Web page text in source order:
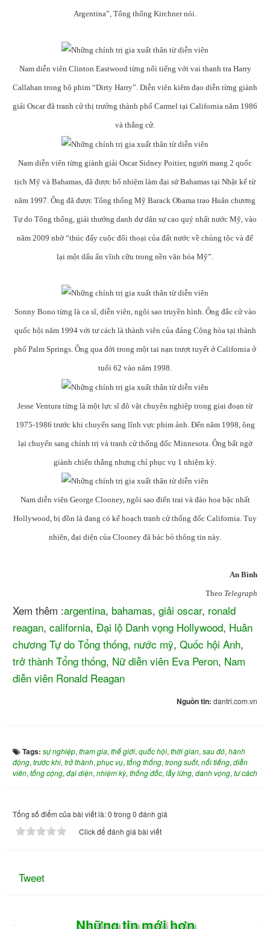
Argentina”, Tổng thống Kirchner nói.
Nam diễn viên Clinton Eastwood từng nổi tiếng với vai thanh tra Harry
Callahan trong bộ phim “Dirty Harry”. Diễn viên kiêm đạo diễn từng giành
giải Oscar đã tranh cử thị trưởng thành phố Carmel tại California năm 1986
và thắng cử.
Nam diễn viên từng giành giải Oscar Sidney Poitier, người mang 2 quốc
tịch Mỹ và Bahamas, đã được bổ nhiệm làm đại sứ Bahamas tại Nhật kể từ
năm 1997. Ông đã được Tổng thống Mỹ Barack Obama trao Huân chương
Tự do Tổng thống, giải thưởng danh dự dân sự cao quý nhất nước Mỹ, vào
năm 2009 nhờ “thúc đẩy cuộc đối thoại của đất nước về chủng tộc và để
lại một dấu ấn vĩnh cữu trong nền văn hóa Mỹ”.
Sonny Bono từng là ca sĩ, diễn viên, ngôi sao truyền hình. Ông đắc cử vào
quốc hội năm 1994 với tư cách là thành viên của đảng Cộng hòa tại thành
phố Palm Springs. Ông qua đời trong một tai nạn trượt tuyết ở California ở
tuổi 62 vào năm 1998.
Jesse Ventura từng là một lực sĩ đô vật chuyên nghiệp trong giai đoạn từ
1975-1986 trước khi chuyển sang lĩnh vực phim ảnh. Đến năm 1998, ông
lại chuyển sang chính trị và tranh cử thống đốc Minnesota. Ông bất ngờ
giành chiến thắng nhưng chỉ phục vụ 1 nhiệm kỳ.
Nam diễn viên George Clooney, ngôi sao điển trai và đào hoa bậc nhất
Hollywood, bị đồn là đang có kế hoạch tranh cử thống đốc California. Tuy
nhiên, đại diện của Clooney đã bác bỏ thông tin này.
An Bình
Theo Telegraph
Xem thêm :argentina, bahamas, giải oscar, ronald
reagan, california, Đại lộ Danh vọng Hollywood, Huân
chương Tự do Tổng thống, nước mỹ, Quốc hội Anh,
trở thành Tổng thống, Nữ diễn viên Eva Peron, Nam
diễn viên Ronald Reagan
Nguồn tin: dantri.com.vn
Tags: sự nghiệp,tham gia,thế giới,quốc hội,thời gian,sau đó,hành
động,trước khi,trở thành,phục vụ,tổng thống,trong suốt,nổi tiếng,diễn
viên,tổng cộng,đại diện,nhiệm kỳ,thống đốc,lẫy lừng,danh vọng,tư cách
Tổng số điểm của bài viết là: 0 trong 0 đánh giá
Click để đánh giá bài viết
Tweet
Những tin mới hơn